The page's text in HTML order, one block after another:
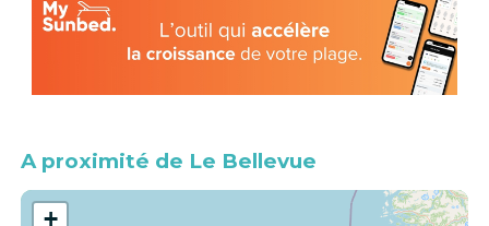
A proximité de Le Bellevue
+